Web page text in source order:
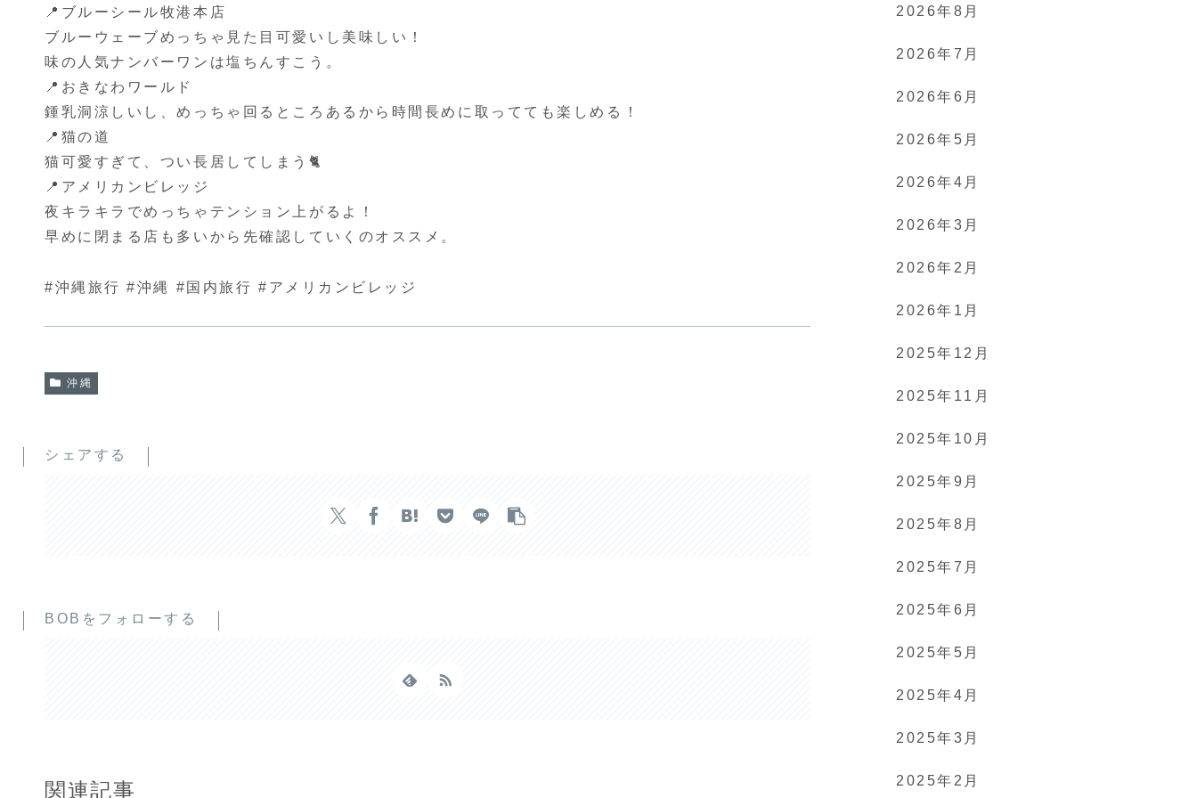
📍ブルーシール牧港本店
ブルーウェーブめっちゃ見た目可愛いし美味しい！
味の人気ナンバーワンは塩ちんすこう。
📍おきなわワールド
鍾乳洞涼しいし、めっちゃ回るところあるから時間長めに取ってても楽しめる！
📍猫の道
猫可愛すぎて、つい長居してしまう🐈
📍アメリカンビレッジ
夜キラキラでめっちゃテンション上がるよ！
早めに閉まる店も多いから先確認していくのオススメ。
#沖縄旅行 #沖縄 #国内旅行 #アメリカンビレッジ
沖縄
シェアする
BOBをフォローする
関連記事
2026年8月
2026年7月
2026年6月
2026年5月
2026年4月
2026年3月
2026年2月
2026年1月
2025年12月
2025年11月
2025年10月
2025年9月
2025年8月
2025年7月
2025年6月
2025年5月
2025年4月
2025年3月
2025年2月